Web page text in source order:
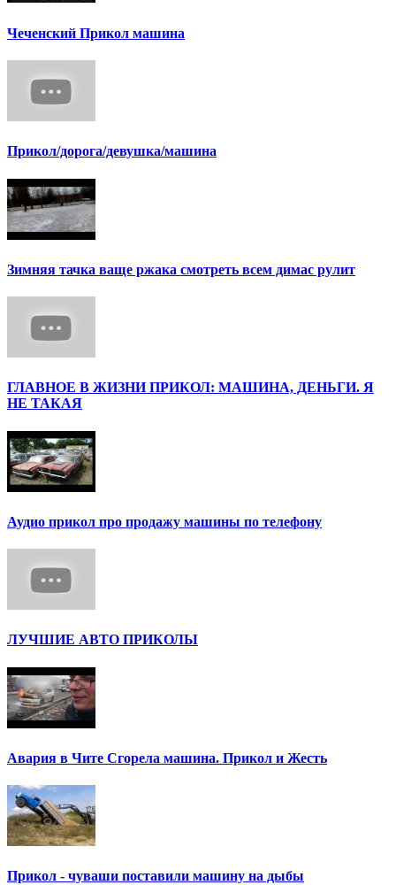
Чеченский Прикол машина
Прикол/дорога/девушка/машина
Зимняя тачка ваще ржака смотреть всем димас рулит
ГЛАВНОЕ В ЖИЗНИ ПРИКОЛ: МАШИНА, ДЕНЬГИ. Я
НЕ ТАКАЯ
Аудио прикол про продажу машины по телефону
ЛУЧШИЕ АВТО ПРИКОЛЫ
Авария в Чите Сгорела машина. Прикол и Жесть
Прикол - чуваши поставили машину на дыбы